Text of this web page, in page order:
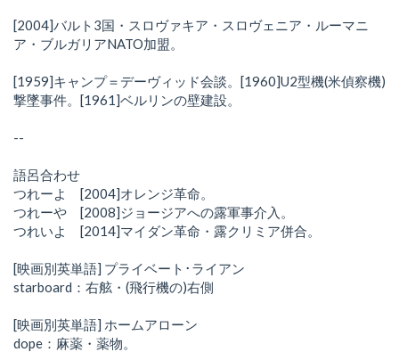
[2004]バルト3国・スロヴァキア・スロヴェニア・ルーマニ
ア・ブルガリアNATO加盟。
[1959]キャンプ＝デーヴィッド会談。[1960]U2型機(米偵察機)
撃墜事件。[1961]ベルリンの壁建設。
--
語呂合わせ
つれーよ [2004]オレンジ革命。
つれーや [2008]ジョージアへの露軍事介入。
つれいよ [2014]マイダン革命・露クリミア併合。
[映画別英単語] プライベート･ライアン
starboard：右舷・(飛行機の)右側
[映画別英単語] ホームアローン
dope：麻薬・薬物。